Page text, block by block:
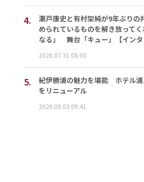
4.
瀬戸康史と有村架純が9年ぶりの
められているものを解き放って
なる」 舞台「キュー」【インタ
2026.07.31 08:00
5.
紀伊勝浦の魅力を堪能 ホテル
をリニューアル
2026.08.03 09:41